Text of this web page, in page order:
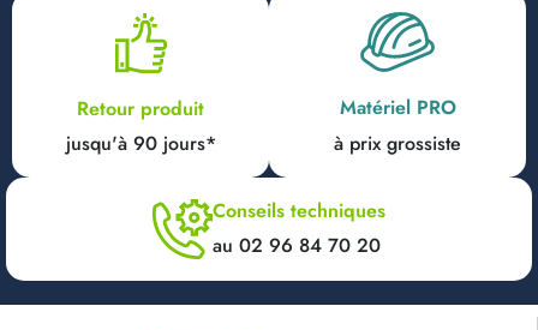
Retour produit
jusqu'à 90 jours*
Matériel PRO
à prix grossiste
Conseils techniques
au 02 96 84 70 20